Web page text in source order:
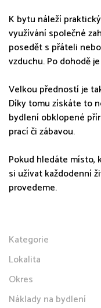
K bytu náleží
využívání společné
posedět s přáteli
vzduchu. Po dohodě
Velkou předností je
Díky tomu získáte to
bydlení obklopené
prací či zábavou.
Pokud hledáte místo,
si užívat každodenní
provedeme.
Kategorie
Lokalita
Okres
Náklady na bydlení